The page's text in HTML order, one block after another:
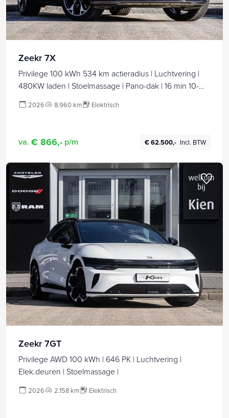
Zeekr 7X
Privilege 100 kWh 534 km actieradius | Luchtvering |
480KW laden | Stoelmassage | Pano-dak | 16 min 10-
2026 8.960 km Elektrisch
va. € 866,- p/m € 62.500,- Incl. BTW
Zeekr 7GT
Privilege AWD 100 kWh | 646 PK | Luchtvering |
Elek.deuren | Stoelmassage |
2026 2.158 km Elektrisch